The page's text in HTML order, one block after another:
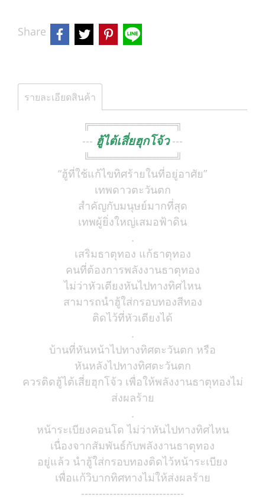
Share
รายละเอียดสินค้า
╔═══════════╗
--- ฮู้ไต้เสี่ยฮุกโจ้ว---
╚═══════════╝
“ฮู้ที่ใช้แก้ไขทิศร้ายในที่อยู่อาศัย”
เทพดาวตะวันตก
สำคัญกับมนุษย์มากที่สุด
เทพผู้ยิ่งใหญ่เสมอฟ้าดิน
.
เสริมธาตุทอง แก้ธาตุทอง
คนที่ต้องการพลังงานธาตุทอง
ไม่ว่าหัวเตียงหันไปทางทิศไหน
สามารถนำฮู้ใส่กรอบทองสีทอง
ติดไว้ที่หัวเตียงได้
.
บ้านที่หันหน้าไปทางทิศตะวันตก หรือ
หันหลังไปทางทิศตะวันตก
ควรติดฮู้ไต้เสี่ยฮุกโจ้ว เพื่อให้พลังงานธาตุทองไม่
ส่งผลร้าย
.
หน้าระเบียงคอนโด ไม่ว่าหันไปทางทิศไหน
เนื่องจากสัมพันธ์กับพลังงานธาตุทอง
อยู่แล้ว นำฮู้ใส่กรอบทองติดไว้หน้าระเบียง
เพื่อแก้วิบากทิศทางไม่ให้ส่งผลร้าย
-----------------------------